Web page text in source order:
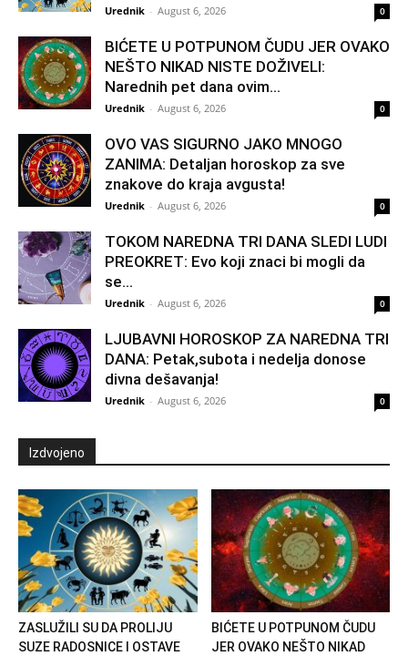
Urednik - August 6, 2026 0
BIĆETE U POTPUNOM ČUDU JER OVAKO
NEŠTO NIKAD NISTE DOŽIVELI:
Narednih pet dana ovim...
Urednik - August 6, 2026 0
OVO VAS SIGURNO JAKO MNOGO
ZANIMA: Detaljan horoskop za sve
znakove do kraja avgusta!
Urednik - August 6, 2026 0
TOKOM NAREDNA TRI DANA SLEDI LUDI
PREOKRET: Evo koji znaci bi mogli da
se...
Urednik - August 6, 2026 0
LJUBAVNI HOROSKOP ZA NAREDNA TRI
DANA: Petak,subota i nedelja donose
divna dešavanja!
Urednik - August 6, 2026 0
Izdvojeno
ZASLUŽILI SU DA PROLIJU
SUZE RADOSNICE I OSTAVE
BIĆETE U POTPUNOM ČUDU
JER OVAKO NEŠTO NIKAD